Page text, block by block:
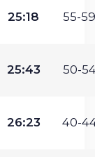
25:18 55-
25:43 50-
26:23 40-